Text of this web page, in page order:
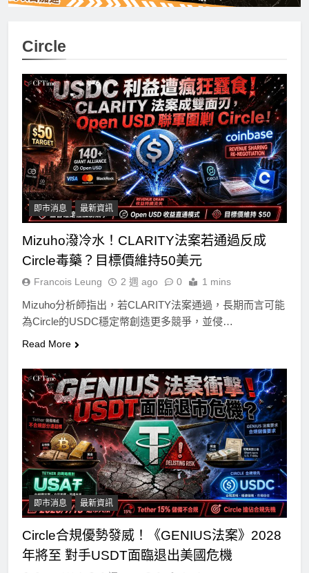
Circle
即市消息 最新資訊
Mizuho潑冷水！CLARITY法案若通過反成
Circle毒藥？目標價維持50美元
Francois Leung 2 週 ago 0 1 mins
Mizuho分析師指出，若CLARITY法案通過，長期而言可能
為Circle的USDC穩定幣創造更多競爭，並侵…
Read More
即市消息 最新資訊
Circle合規優勢發威！《GENIUS法案》2028
年將至 對手USDT面臨退出美國危機